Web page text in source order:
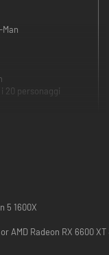
20 personaggi
picchiaduro a
Arc System
impetuosi scontri
roster di 20 tra i
5 1600X
AMD Radeon RX 6600 XT